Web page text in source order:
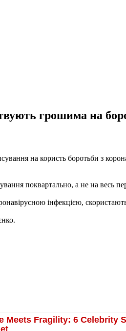
грошима на
на користь боротьби з
поквартально, а не на весь
інфекцією,